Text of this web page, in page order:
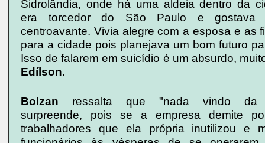
Sidrolândia, onde há uma aldeia dentro da
era torcedor do São Paulo e
centroavante. Vivia alegre com a esposa e as
para a cidade pois planejava um bom futuro
Isso de falarem em suicídio é um absurdo,
Edílson.
Bolzan ressalta que "nada vindo
surpreende, pois se a empresa demite
trabalhadores que ela própria inutilizou e